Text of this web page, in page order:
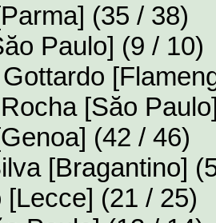
(35 / 38)
Paulo] (9 / 10)
[Săo
(42 / 46)
[Bragantino]
[Lecce] (21 / 25)